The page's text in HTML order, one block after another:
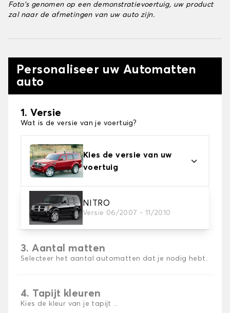
Foto's genomen op een demonstratievoertuig, uw product
zal naar de afmetingen van uw auto zijn.
Personaliseer uw Automatten
auto
1. Versie
Wat is de versie van je voertuig?
Kies de versie van uw
voertuig
NITRO
Versie 06/2007 - 11/2010
2. Materiaal
Kies het materiaal van uw automatten
3. Aantal matten
Selecteer het aantal automatten dat je nodig hebt.
4. Tapijt kleuren
Kies de kleur van je tapijt ..